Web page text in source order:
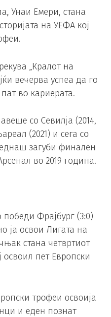
Унаи Емери, стана
на УЕФА кој
„Кралот на
вечерва успеа да го
во кариерата.
со Севилја (2014,
(2021) и сега со
загуби финален
во 2019 година.
победи Фрајбург (3:0)
ја освои Лигата на
стана четвртиот
освоил пет Европски
трофеи освоија
и еден познат